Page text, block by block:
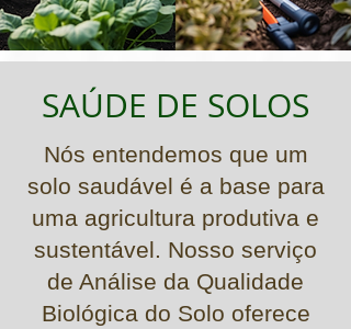
SAÚDE DE SOLOS
Nós entendemos que um
solo saudável é a base para
uma agricultura produtiva e
sustentável. Nosso serviço
de Análise da Qualidade
Biológica do Solo oferece